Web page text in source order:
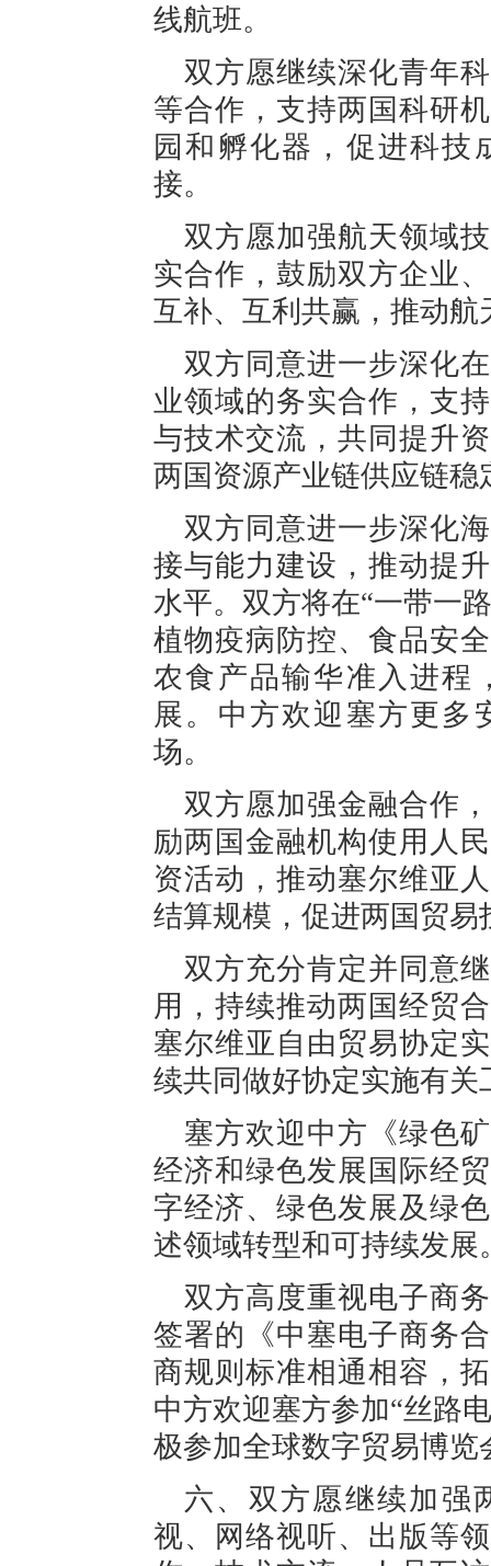
线航班。
双方愿继续深化青年
等合作，支持两国科研
园和孵化器，促进科技
接。
双方愿加强航天领域
实合作，鼓励双方企业
互补、互利共赢，推动
双方同意进一步深化
业领域的务实合作，支
与技术交流，共同提升
两国资源产业链供应链稳
双方同意进一步深化
接与能力建设，推动提
水平。双方将在“一带一
植物疫病防控、食品安
农食产品输华准入进程
展。中方欢迎塞方更多
场。
双方愿加强金融合作
励两国金融机构使用人
资活动，推动塞尔维亚
结算规模，促进两国贸易
双方充分肯定并同意
用，持续推动两国经贸
塞尔维亚自由贸易协定
续共同做好协定实施有关
塞方欢迎中方《绿色
经济和绿色发展国际经
字经济、绿色发展及绿
述领域转型和可持续发展
双方高度重视电子商
签署的《中塞电子商务
商规则标准相通相容，
中方欢迎塞方参加“丝路
极参加全球数字贸易博览
六、双方愿继续加强
视、网络视听、出版等